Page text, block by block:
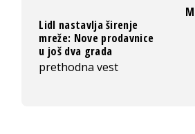
Lidl nastavlja širenje
mreže: Nove prodavnice
u još dva grada
prethodna vest